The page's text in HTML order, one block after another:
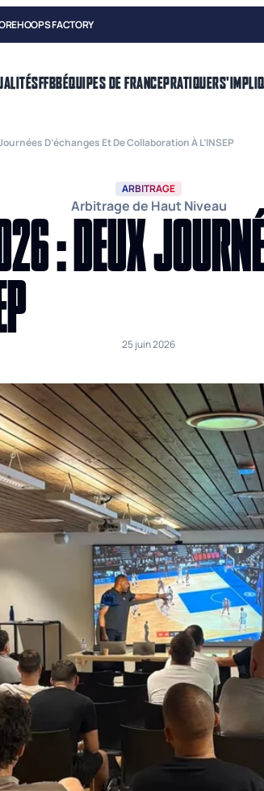
HOOPS FACTORY
FFBBÉQUIPES DE FRANCEPRATIQUER
D’échanges Et De Collaboration À L’INSEP
ARBITRAGE
Arbitrage de Haut Niveau
: DEUX
25 juin 2026